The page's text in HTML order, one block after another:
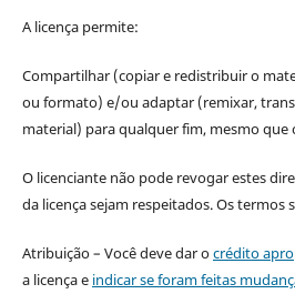
A licença permite:
Compartilhar (copiar e redistribuir o
ou formato) e/ou adaptar (remixar,
material) para qualquer fim, mesmo que
O licenciante não pode revogar estes
da licença sejam respeitados. Os termos
Atribuição – Você deve dar ocrédito
a licença e indicar se foram feitas